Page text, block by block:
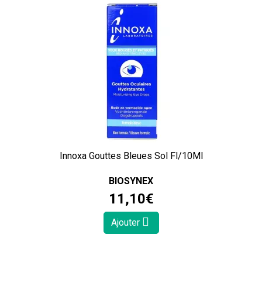
Innoxa Gouttes Bleues Sol Fl/10Ml
BIOSYNEX
11 ,10€
Ajouter